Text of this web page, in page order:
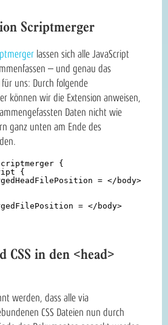
Scriptmerger
lassen sich alle JavaScript
– und genau das
uns: Durch folgende
können wir die Extension anweisen,
Daten nicht wie
ganz unten am Ende des
{
{
= </body>
= </body>
CSS in den <head>
werden, dass alle via
CSS Dateien nun durch